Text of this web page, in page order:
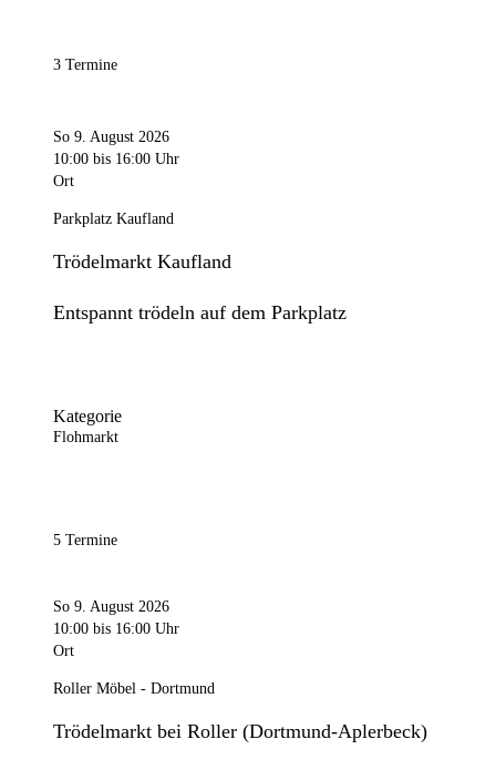
3 Termine
So 9. August 2026
10:00 bis 16:00 Uhr
Ort
Parkplatz Kaufland
Trödelmarkt Kaufland
Entspannt trödeln auf dem Parkplatz
Kategorie
Flohmarkt
5 Termine
So 9. August 2026
10:00 bis 16:00 Uhr
Ort
Roller Möbel - Dortmund
Trödelmarkt bei Roller (Dortmund-Aplerbeck)